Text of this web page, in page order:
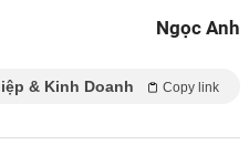
Ngọc Anh
& Kinh Doanh Copy link